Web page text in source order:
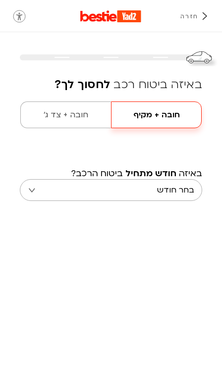
חזרה
באיזה ביטוח רכב לחסוך לך?
חובה + מקיף חובה + צד ג'
באיזה חודש מתחיל ביטוח הרכב?